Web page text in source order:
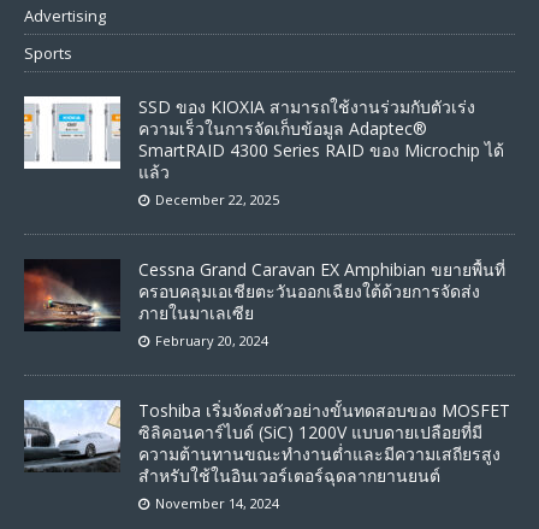
Advertising
Sports
SSD ของ KIOXIA สามารถใช้งานร่วมกับตัวเร่ง
ความเร็วในการจัดเก็บข้อมูล Adaptec®
SmartRAID 4300 Series RAID ของ Microchip ได้
แล้ว
December 22, 2025
Cessna Grand Caravan EX Amphibian ขยายพื้นที่
ครอบคลุมเอเชียตะวันออกเฉียงใต้ด้วยการจัดส่ง
ภายในมาเลเซีย
February 20, 2024
Toshiba เริ่มจัดส่งตัวอย่างขั้นทดสอบของ MOSFET
ซิลิคอนคาร์ไบด์ (SiC) 1200V แบบดายเปลือยที่มี
ความต้านทานขณะทำงานต่ำและมีความเสถียรสูง
สำหรับใช้ในอินเวอร์เตอร์ฉุดลากยานยนต์
November 14, 2024